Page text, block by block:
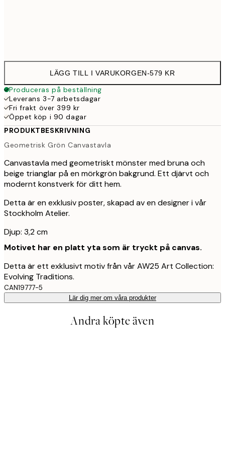
LÄGG TILL I VARUKORGEN-579 KR
Produceras på beställning
Leverans 3-7 arbetsdagar
Fri frakt över 399 kr
Öppet köp i 90 dagar
PRODUKTBESKRIVNING
Geometrisk Grön Canvastavla
Canvastavla med geometriskt mönster med bruna och
beige trianglar på en mörkgrön bakgrund. Ett djärvt och
modernt konstverk för ditt hem.
Detta är en exklusiv poster, skapad av en designer i vår
Stockholm Atelier.
Djup: 3,2 cm
Motivet har en platt yta som är tryckt på canvas.
Detta är ett exklusivt motiv från vår AW25 Art Collection:
Evolving Traditions.
CAN19777-5
Lär dig mer om våra produkter
Andra köpte även